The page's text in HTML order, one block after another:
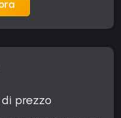
di prezzo